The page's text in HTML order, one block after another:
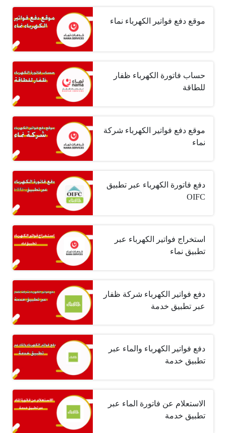
موقع دفع فواتير الكهرباء نماء
حساب فاتورة الكهرباء ظفار
للطاقة
موقع دفع فواتير الكهرباء شركة
نماء
دفع فاتورة الكهرباء عبر تطبيق
OIFC
استخراج فواتير الكهرباء عبر
تطبيق نماء
دفع فواتير الكهرباء شركة ظفار
عبر تطبيق خدمة
دفع فواتير الكهرباء والماء عبر
تطبيق خدمة
الاستعلام عن فاتورة الماء عبر
تطبيق خدمة